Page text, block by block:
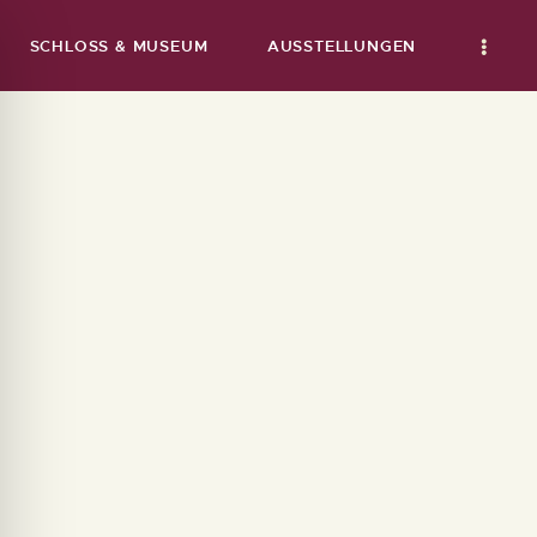
SCHLOSS & MUSEUM AUSSTELLUNGEN